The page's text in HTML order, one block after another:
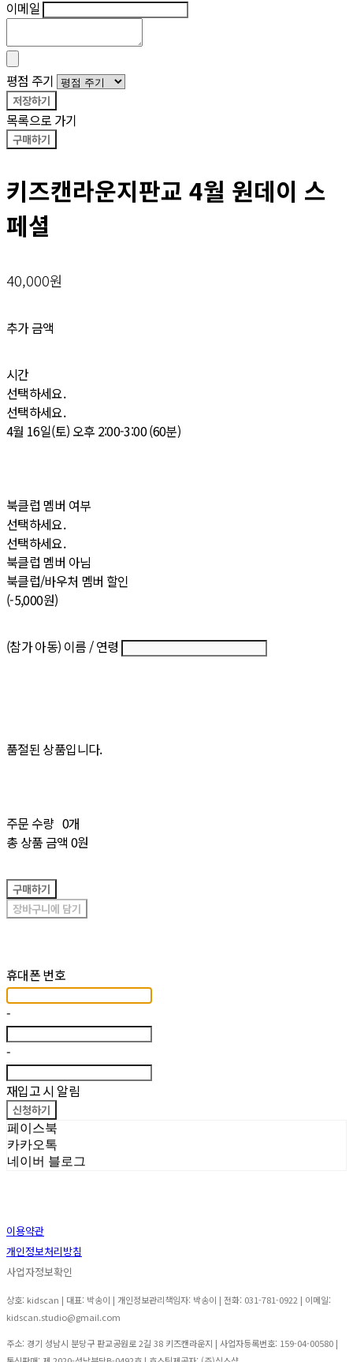
이메일
평점 주기
저장하기
목록으로 가기
구매하기
키즈캔라운지판교 4월 원데이 스
페셜
40,000원
추가 금액
시간
선택하세요.
선택하세요.
4월 16일(토) 오후 2:00-3:00 (60분)
북클럽 멤버 여부
선택하세요.
선택하세요.
북클럽 멤버 아님
북클럽/바우처 멤버 할인
(-5,000원)
(참가 아동) 이름 / 연령
품절된 상품입니다.
주문 수량 0개
총 상품 금액 0원
구매하기
장바구니에 담기
휴대폰 번호
-
-
재입고 시 알림
신청하기
페이스북
카카오톡
네이버 블로그
이용약관
개인정보처리방침
사업자정보확인
상호: kidscan | 대표: 박송이 | 개인정보관리책임자: 박송이 | 전화: 031-781-0922 | 이메일:
kidscan.studio@gmail.com
주소: 경기 성남시 분당구 판교공원로 2길 38 키즈캔라운지 | 사업자등록번호: 159-04-00580 |